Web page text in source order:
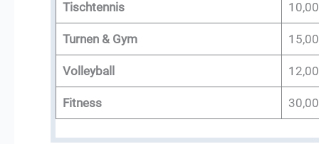
Tischtennis
Turnen & Gym
Volleyball
Fitness